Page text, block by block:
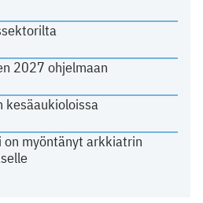
2027 ohjelmaan
kesäaukioloissa
on myöntänyt arkkiatrin